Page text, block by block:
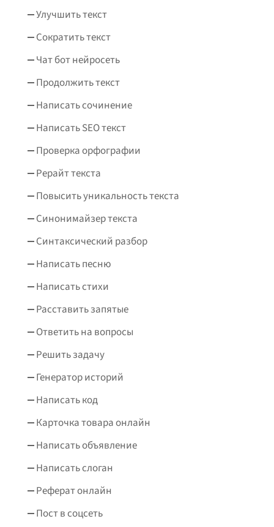
Улучшить текст
Сократить текст
Чат бот нейросеть
Продолжить текст
Написать сочинение
Написать SEO текст
Проверка орфографии
Рерайт текста
Повысить уникальность текста
Синонимайзер текста
Синтаксический разбор
Написать песню
Написать стихи
Расставить запятые
Ответить на вопросы
Решить задачу
Генератор историй
Написать код
Карточка товара онлайн
Написать объявление
Написать слоган
Реферат онлайн
Пост в соцсеть